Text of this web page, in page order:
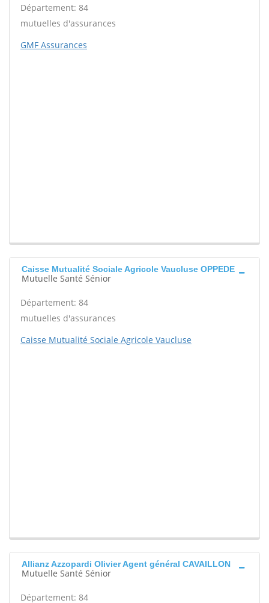
Département: 84
mutuelles d'assurances
GMF Assurances
Caisse Mutualité Sociale Agricole Vaucluse OPPEDE
Mutuelle Santé Sénior
Département: 84
mutuelles d'assurances
Caisse Mutualité Sociale Agricole Vaucluse
Allianz Azzopardi Olivier Agent général CAVAILLON
Mutuelle Santé Sénior
Département: 84